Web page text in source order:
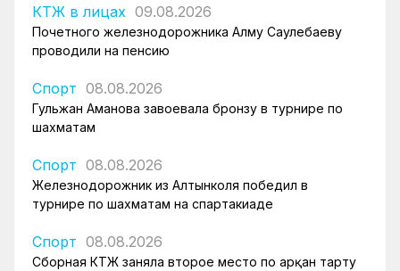
КТЖ в лицах 09.08.2026
Почетного железнодорожника Алму Саулебаеву
проводили на пенсию
Спорт 08.08.2026
Гульжан Аманова завоевала бронзу в турнире по
шахматам
Спорт 08.08.2026
Железнодорожник из Алтынколя победил в
турнире по шахматам на спартакиаде
Спорт 08.08.2026
Сборная КТЖ заняла второе место по арқан тарту